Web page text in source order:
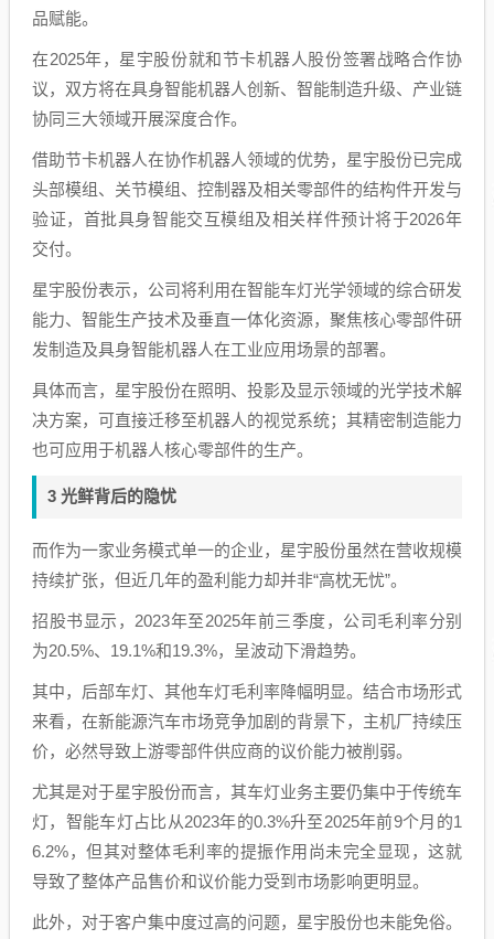
品赋能。
在2025年，星宇股份就和节卡机器人股份签署战略合作协
议，双方将在具身智能机器人创新、智能制造升级、产业链
协同三大领域开展深度合作。
借助节卡机器人在协作机器人领域的优势，星宇股份已完成
头部模组、关节模组、控制器及相关零部件的结构件开发与
验证，首批具身智能交互模组及相关样件预计将于2026年
交付。
星宇股份表示，公司将利用在智能车灯光学领域的综合研发
能力、智能生产技术及垂直一体化资源，聚焦核心零部件研
发制造及具身智能机器人在工业应用场景的部署。
具体而言，星宇股份在照明、投影及显示领域的光学技术解
决方案，可直接迁移至机器人的视觉系统；其精密制造能力
也可应用于机器人核心零部件的生产。
3 光鲜背后的隐忧
而作为一家业务模式单一的企业，星宇股份虽然在营收规模
持续扩张，但近几年的盈利能力却并非“高枕无忧”。
招股书显示，2023年至2025年前三季度，公司毛利率分别
为20.5%、19.1%和19.3%，呈波动下滑趋势。
其中，后部车灯、其他车灯毛利率降幅明显。结合市场形式
来看，在新能源汽车市场竞争加剧的背景下，主机厂持续压
价，必然导致上游零部件供应商的议价能力被削弱。
尤其是对于星宇股份而言，其车灯业务主要仍集中于传统车
灯，智能车灯占比从2023年的0.3%升至2025年前9个月的1
6.2%，但其对整体毛利率的提振作用尚未完全显现，这就
导致了整体产品售价和议价能力受到市场影响更明显。
此外，对于客户集中度过高的问题，星宇股份也未能免俗。